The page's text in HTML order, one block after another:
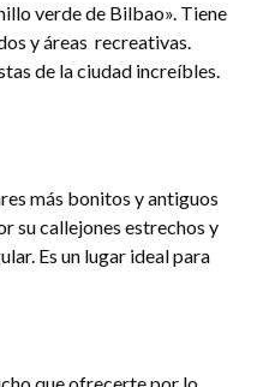
verde de Bilbao». Tiene
y áreas recreativas.
de la ciudad increíbles.
casco viejo
más bonitos y antiguos
su callejones estrechos y
Es un lugar ideal para